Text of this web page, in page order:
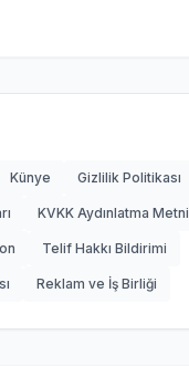
Künye Gizlilik Politikası
KVKK Aydınlatma Metni
Telif Hakkı Bildirimi
Reklam ve İş Birliği